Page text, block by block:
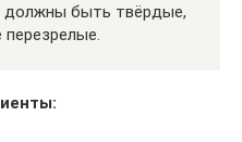
должны быть твёрдые,
перезрелые.